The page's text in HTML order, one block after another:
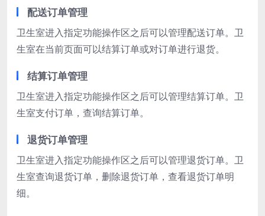
配送订单管理
卫生室进入指定功能操作区之后可以管理配送订单。卫
生室在当前页面可以结算订单或对订单进行退货。
结算订单管理
卫生室进入指定功能操作区之后可以管理结算订单。卫
生室支付订单，查询结算订单。
退货订单管理
卫生室进入指定功能操作区之后可以管理退货订单。卫
生室查询退货订单，删除退货订单，查看退货订单明
细。